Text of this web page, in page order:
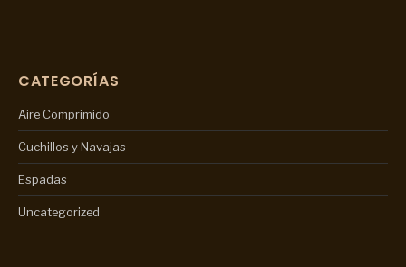
CATEGORÍAS
Aire Comprimido
Cuchillos y Navajas
Espadas
Uncategorized